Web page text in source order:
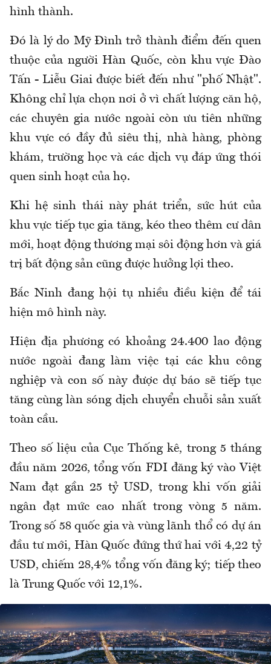
hình thành.
Đó là lý do Mỹ Đình trở thành điểm đến quen
thuộc của người Hàn Quốc, còn khu vực Đào
Tấn - Liễu Giai được biết đến như "phố Nhật".
Không chỉ lựa chọn nơi ở vì chất lượng căn hộ,
các chuyên gia nước ngoài còn ưu tiên những
khu vực có đầy đủ siêu thị, nhà hàng, phòng
khám, trường học và các dịch vụ đáp ứng thói
quen sinh hoạt của họ.
Khi hệ sinh thái này phát triển, sức hút của
khu vực tiếp tục gia tăng, kéo theo thêm cư dân
mới, hoạt động thương mại sôi động hơn và giá
trị bất động sản cũng được hưởng lợi theo.
Bắc Ninh đang hội tụ nhiều điều kiện để tái
hiện mô hình này.
Hiện địa phương có khoảng 24.400 lao động
nước ngoài đang làm việc tại các khu công
nghiệp và con số này được dự báo sẽ tiếp tục
tăng cùng làn sóng dịch chuyển chuỗi sản xuất
toàn cầu.
Theo số liệu của Cục Thống kê, trong 5 tháng
đầu năm 2026, tổng vốn FDI đăng ký vào Việt
Nam đạt gần 25 tỷ USD, trong khi vốn giải
ngân đạt mức cao nhất trong vòng 5 năm.
Trong số 58 quốc gia và vùng lãnh thổ có dự án
đầu tư mới, Hàn Quốc đứng thứ hai với 4,22 tỷ
USD, chiếm 28,4% tổng vốn đăng ký; tiếp theo
là Trung Quốc với 12,1%.